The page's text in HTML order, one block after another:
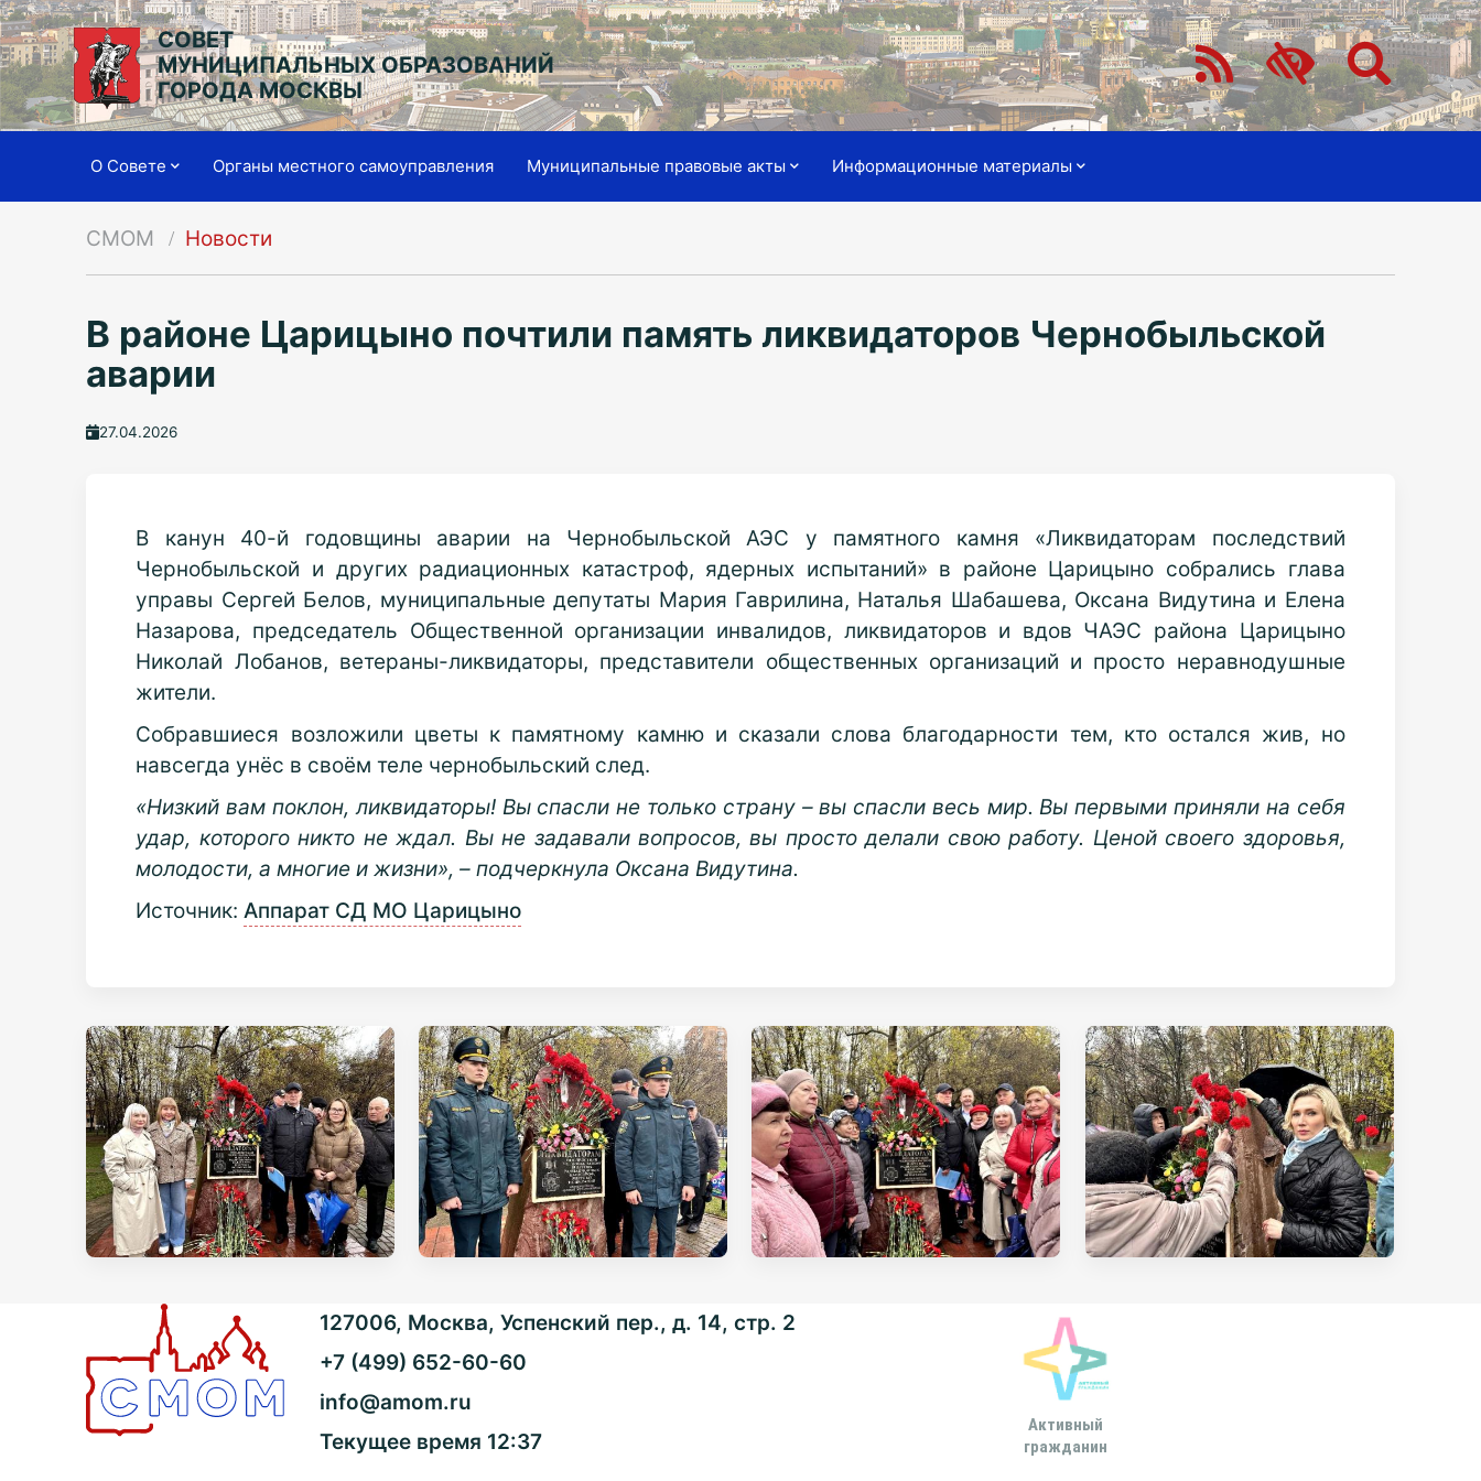
СОВЕТ
МУНИЦИПАЛЬНЫХ ОБРАЗОВАНИЙ
ГОРОДА МОСКВЫ
О Совете Органы местного самоуправления Муниципальные правовые акты Информационные материалы
СМОМ Новости
В районе Царицыно почтили память ликвидаторов Чернобыльской
аварии
27.04.2026
В канун 40-й годовщины аварии на Чернобыльской АЭС у памятного камня «Ликвидаторам последствий
Чернобыльской и других радиационных катастроф, ядерных испытаний» в районе Царицыно собрались глава
управы Сергей Белов, муниципальные депутаты Мария Гаврилина, Наталья Шабашева, Оксана Видутина и Елена
Назарова, председатель Общественной организации инвалидов, ликвидаторов и вдов ЧАЭС района Царицыно
Николай Лобанов, ветераны-ликвидаторы, представители общественных организаций и просто неравнодушные
жители.
Собравшиеся возложили цветы к памятному камню и сказали слова благодарности тем, кто остался жив, но
навсегда унёс в своём теле чернобыльский след.
«Низкий вам поклон, ликвидаторы! Вы спасли не только страну – вы спасли весь мир. Вы первыми приняли на себя
удар, которого никто не ждал. Вы не задавали вопросов, вы просто делали свою работу. Ценой своего здоровья,
молодости, а многие и жизни», – подчеркнула Оксана Видутина.
Источник:Аппарат СД МО Царицыно
127006, Москва, Успенский пер., д. 14, стр. 2
+7 (499) 652-60-60
info@amom.ru
Текущее время 12:37
Активный
гражданин